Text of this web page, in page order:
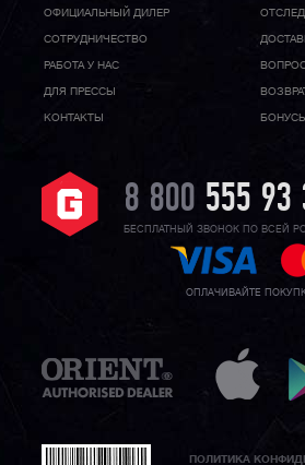
ОФИЦИАЛЬНЫЙ ДИЛЕР
CОТРУДНИЧЕСТВО
РАБОТА У НАС
ДЛЯ ПРЕССЫ
КОНТАКТЫ
8 800 555 93
БЕСПЛАТНЫЙ ЗВОНОК ПО ВСЕЙ
ОПЛАЧИВАЙТЕ
ПОЛИТИКА